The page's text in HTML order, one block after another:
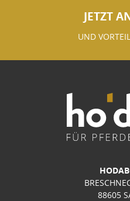
JETZT
UND
88605